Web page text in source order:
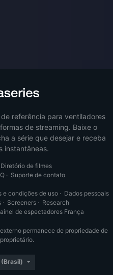
referência para ventiladores
de streaming. Baixe o
a série que desejar e receba
instantâneas.
Diretório de filmes
· Suporte de contato
e condições de uso · Dados pessoais
· Screeners· Research
de espectadores França
permanece de propriedade de